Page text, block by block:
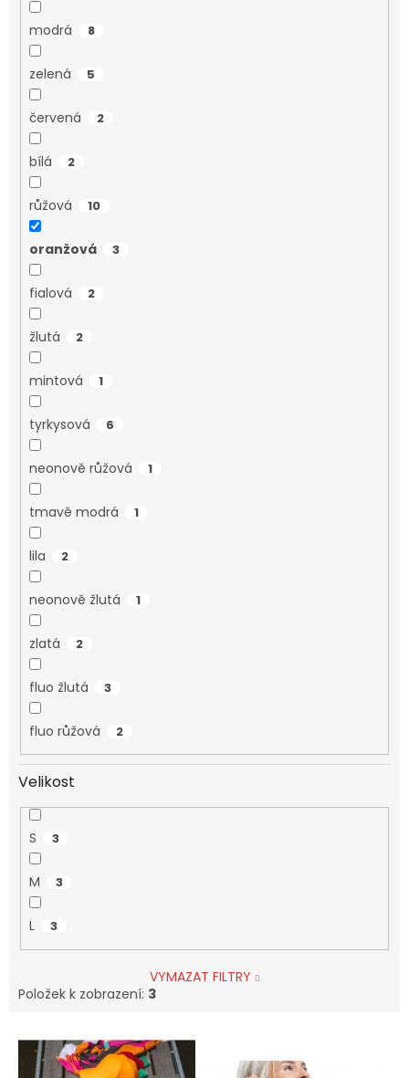
modrá 8
zelená 5
červená 2
bílá 2
růžová 10
oranžová 3
fialová 2
žlutá 2
mintová 1
tyrkysová 6
neonově růžová 1
tmavě modrá 1
lila 2
neonově žlutá 1
zlatá 2
fluo žlutá 3
fluo růžová 2
Velikost
S 3
M 3
L 3
VYMAZAT FILTRY
Položek k zobrazení: 3
V